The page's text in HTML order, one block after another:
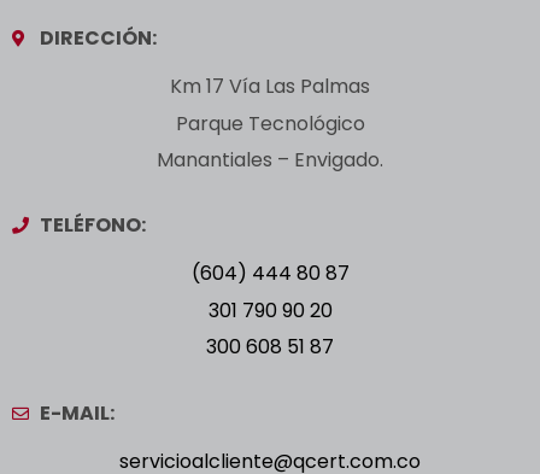
DIRECCIÓN:
Km 17 Vía Las Palmas
Parque Tecnológico
Manantiales – Envigado.
TELÉFONO:
(604) 444 80 87
301 790 90 20
300 608 51 87
E-MAIL:
servicioalcliente@qcert.com.co